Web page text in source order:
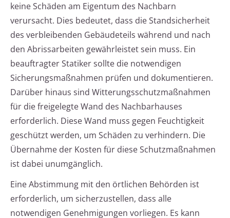
keine Schäden am Eigentum des Nachbarn
verursacht. Dies bedeutet, dass die Standsicherheit
des verbleibenden Gebäudeteils während und nach
den Abrissarbeiten gewährleistet sein muss. Ein
beauftragter Statiker sollte die notwendigen
Sicherungsmaßnahmen prüfen und dokumentieren.
Darüber hinaus sind Witterungsschutzmaßnahmen
für die freigelegte Wand des Nachbarhauses
erforderlich. Diese Wand muss gegen Feuchtigkeit
geschützt werden, um Schäden zu verhindern. Die
Übernahme der Kosten für diese Schutzmaßnahmen
ist dabei unumgänglich.
Eine Abstimmung mit den örtlichen Behörden ist
erforderlich, um sicherzustellen, dass alle
notwendigen Genehmigungen vorliegen. Es kann